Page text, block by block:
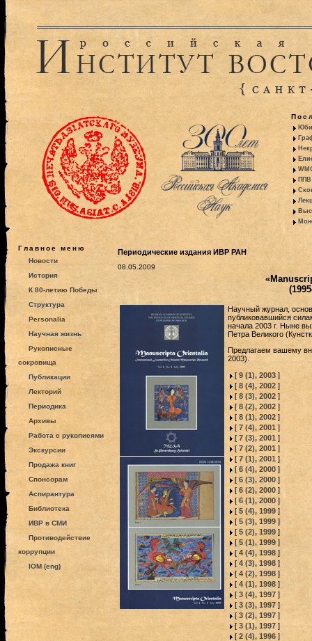
ППВ
Главное меню
Новости
История
К 80-летию Победы
Структура
Personalia
Научная жизнь
Рукописные
сокровища
Публикации
Лекторий
Периодика
Архивы
Работа с рукописями
Экскурсии
Продажа книг
Спонсорам
Аспирантура
Библиотека
ИВР в СМИ
Противодействие
коррупции
IOM (eng)
Периодические издания ИВР РАН
08.05.2009
Научный журнал,
публиковавшийся
начала 2003 г. Ныне
Петра Великого
Предлагаем вашему
2003).
[ 9 (1), 2003]
[ 8 (4), 2002]
[ 8 (3), 2002]
[ 8 (2), 2002]
[ 8 (1), 2002]
[ 7 (4), 2001 ]
[ 7 (3), 2001 ]
[ 7 (2), 2001 ]
[ 7 (1), 2001 ]
[ 6 (4), 2000]
[ 6 (3), 2000]
[ 6 (2), 2000]
[ 6 (1), 2000]
[ 5 (4), 1999]
[ 5 (3), 1999]
[ 5 (2), 1999]
[ 5 (1), 1999]
[ 4 (4), 1998]
[ 4 (3), 1998]
[ 4 (2), 1998]
[ 4 (1), 1998]
[ 3 (4), 1997]
[ 3 (3), 1997]
[ 3 (2), 1997]
[ 3 (1), 1997]
[ 2 (4), 1996]